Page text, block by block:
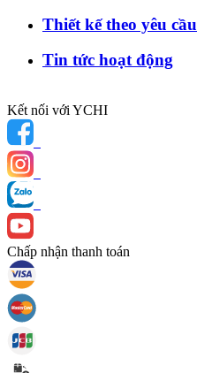
Thiết kế theo yêu cầu
Tin tức hoạt động
Kết nối với YCHI
Chấp nhận thanh toán